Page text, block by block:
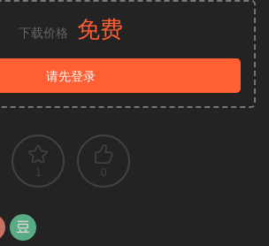
下载价格 免费
请先登录
1 0